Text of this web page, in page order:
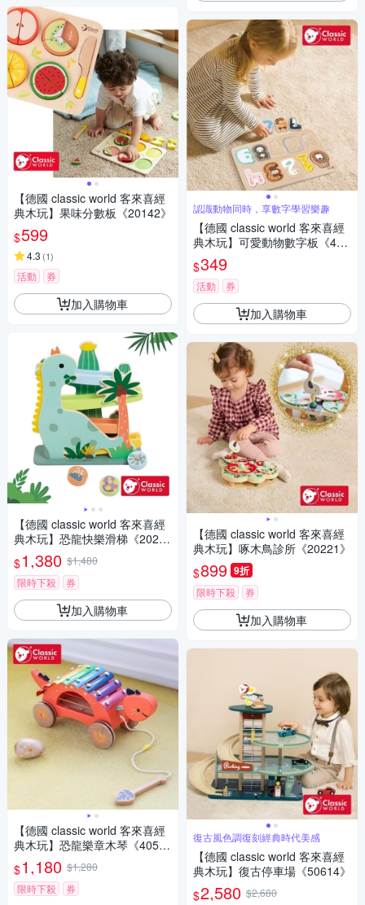
【德國 classic world 客來喜經
典木玩】果味分數板《20142》
$599
4.3 (1)
活動 券
加入購物車
【德國 classic world 客來喜經
典木玩】恐龍快樂滑梯《2024
9》
$1,380 $1,480
限時下殺
券
加入購物車
【德國 classic world 客來喜經
典木玩】恐龍樂章木琴《4058
5》
$1,180 $1,280
限時下殺
券
認識動物同時，享數字學習樂趣
【德國 classic world 客來喜經
典木玩】可愛動物數字板《400
64》
$349
活動 券
加入購物車
【德國 classic world 客來喜經
典木玩】啄木鳥診所《20221》
$899 9折
限時下殺 券
加入購物車
復古風色調復刻經典時代美感
【德國 classic world 客來喜經
典木玩】復古停車場《50614》
$2,580 $2,680